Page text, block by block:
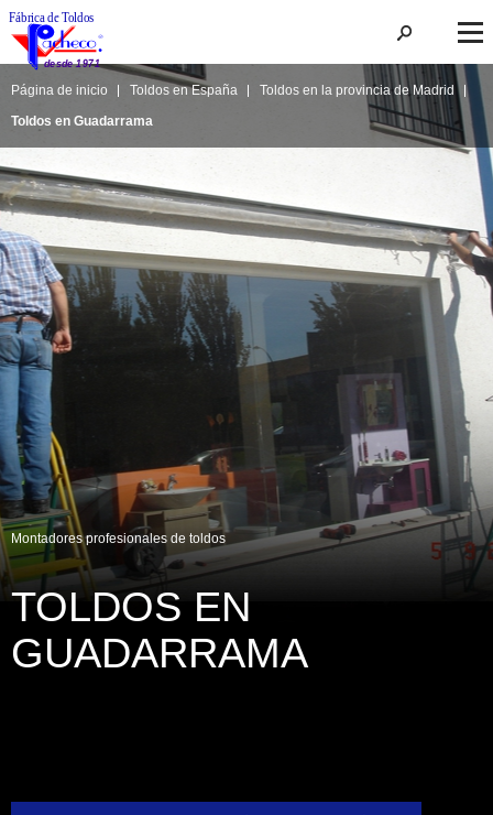
Página de inicio Toldos en España
Toldos en la provincia de Madrid
Toldos en Guadarrama
Montadores profesionales de toldos
TOLDOS EN
GUADARRAMA